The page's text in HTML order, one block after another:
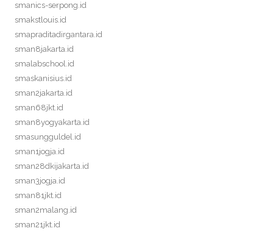
smanics-serpong.id
smakstlouis.id
smapraditadirgantara.id
sman8jakarta.id
smalabschool.id
smaskanisius.id
sman2jakarta.id
sman68jkt.id
sman8yogyakarta.id
smasungguldel.id
sman1jogja.id
sman28dkijakarta.id
sman3jogja.id
sman81jkt.id
sman2malang.id
sman21jkt.id